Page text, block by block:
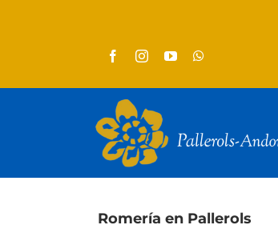
Romería en Pallerols